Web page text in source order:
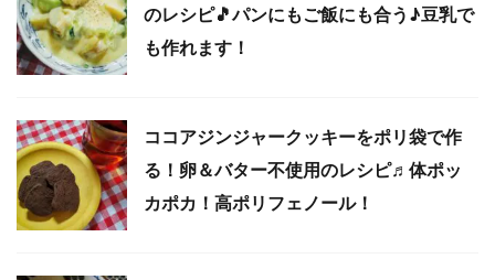
のレシピ🎵パンにもご飯にも合う♪豆乳で
も作れます！
ココアジンジャークッキーをポリ袋で作
る！卵＆バター不使用のレシピ♬体ポッ
カポカ！高ポリフェノール！